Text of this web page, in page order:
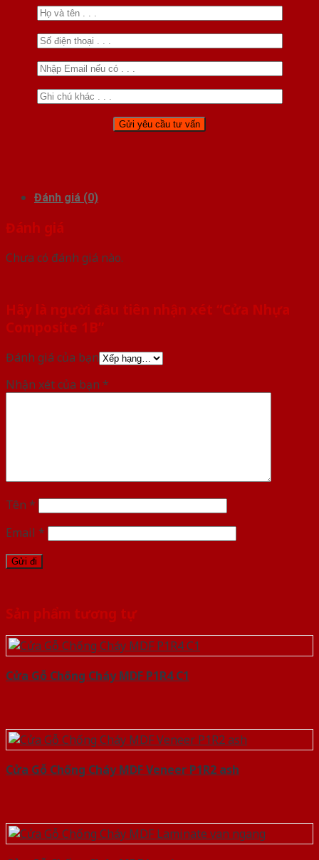
Đánh giá (0)
Đánh giá
Chưa có đánh giá nào.
Hãy là người đầu tiên nhận xét “Cửa Nhựa
Composite 1B”
Đánh giá của bạn
Nhận xét của bạn *
Tên *
Email *
Sản phẩm tương tự
Cửa Gỗ Chống Cháy MDF P1R4 C1
Cửa Gỗ Chống Cháy MDF Veneer P1R2 ash